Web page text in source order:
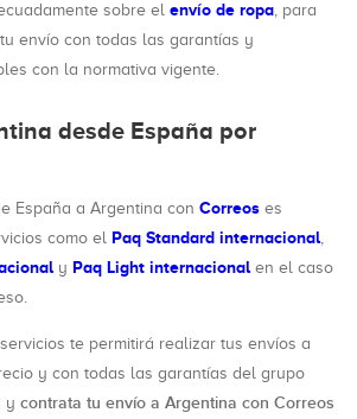
sobre el envío de ropa, para
envío con todas las garantías y
con la normativa vigente.
desde España por
España a Argentina con Correos es
como el Paq Standard internacional,
y Paq Light internacionalen el caso
te permitirá realizar tus envíos a
y con todas las garantías del grupo
y contrata tu envío a Argentina con Correos